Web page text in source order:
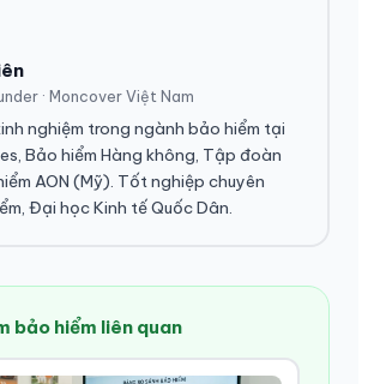
· Moncover Việt Nam
nghiệm trong ngành bảo hiểm tại
Bảo hiểm Hàng không, Tập đoàn
AON (Mỹ). Tốt nghiệp chuyên
Đại học Kinh tế Quốc Dân.
bảo hiểm liên quan